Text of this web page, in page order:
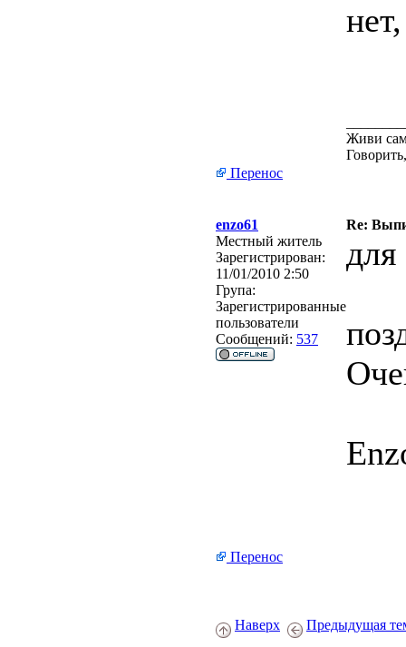
Живи
Перенос
enzo61
Re:
Местный житель
Зарегистрирован:
11/01/2010 2:50
Група:
Зарегистрированные
пользователи
Сообщений: 537
для
Перенос
Наверх Предыдущая